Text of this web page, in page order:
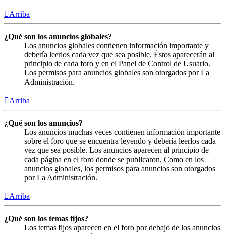
Arriba
¿Qué son los anuncios globales?
Los anuncios globales contienen información importante y
debería leerlos cada vez que sea posible. Éstos aparecerán al
principio de cada foro y en el Panel de Control de Usuario.
Los permisos para anuncios globales son otorgados por La
Administración.
Arriba
¿Qué son los anuncios?
Los anuncios muchas veces contienen información importante
sobre el foro que se encuentra leyendo y debería leerlos cada
vez que sea posible. Los anuncios aparecen al principio de
cada página en el foro donde se publicaron. Como en los
anuncios globales, los permisos para anuncios son otorgados
por La Administración.
Arriba
¿Qué son los temas fijos?
Los temas fijos aparecen en el foro por debajo de los anuncios